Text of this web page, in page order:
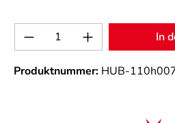
Produkt Anzahl: GibIn
Produktnummer: HUB-